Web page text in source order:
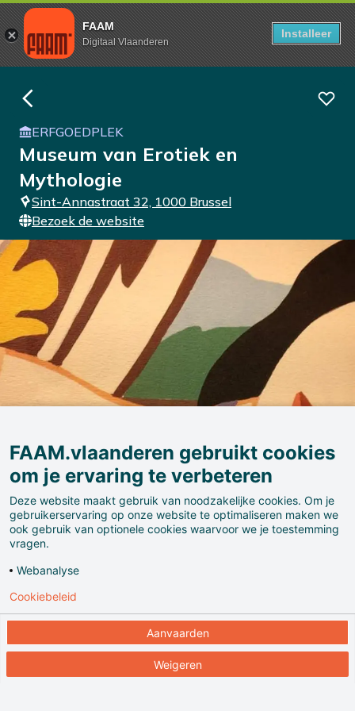
FAAM
Digitaal Vlaanderen
Installeer
ERFGOEDPLEK
Museum van Erotiek en
Mythologie
Sint-Annastraat 32, 1000 Brussel
Bezoek de website
Dit museum, in een mooi huis van de Zavel, schetst
een historisch overzicht van de erotische kunst van
de Oudheid tot heden. Het museum wil het bestaan
FAAM.vlaanderen gebruikt cookies
om je ervaring te verbeteren
Deze website maakt gebruik van noodzakelijke cookies. Om je
gebruikerservaring op onze website te optimaliseren maken we
ook gebruik van optionele cookies waarvoor we je toestemming
vragen.
Webanalyse
Aanvaarden
Weigeren
Cookiebeleid